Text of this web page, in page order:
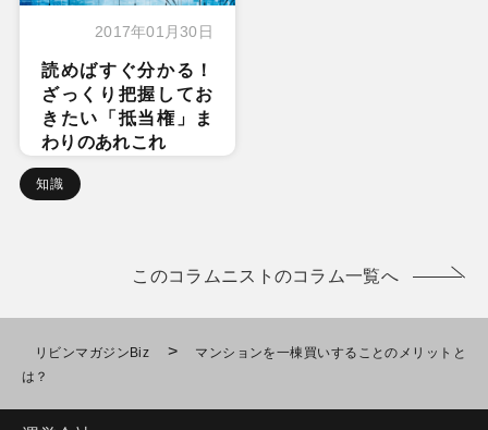
2017年01月30日
読めばすぐ分かる！
ざっくり把握してお
きたい「抵当権」ま
わりのあれこれ
知識
このコラムニストのコラム一覧へ
リビンマガジンBiz >
マンションを一棟買いすることのメリットと
は？